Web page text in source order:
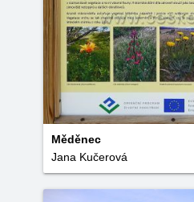
Měděnec
Jana Kučerová